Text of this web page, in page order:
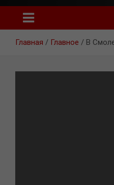
Главная Главное В